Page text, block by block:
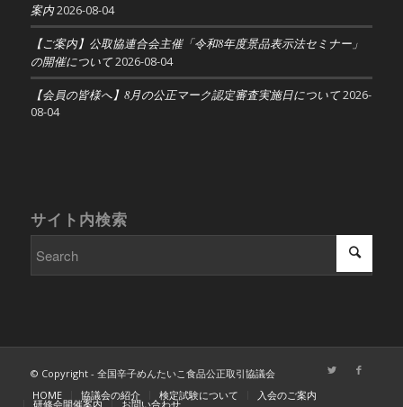
案内 2026-08-04
【ご案内】公取協連合会主催「令和8年度景品表示法セミナー」
の開催について 2026-08-04
【会員の皆様へ】8月の公正マーク認定審査実施日について 2026-
08-04
サイト内検索
© Copyright - 全国辛子めんたいこ食品公正取引協議会
HOME
協議会の紹介 検定試験について 入会のご案内
研修会開催案内 お問い合わせ